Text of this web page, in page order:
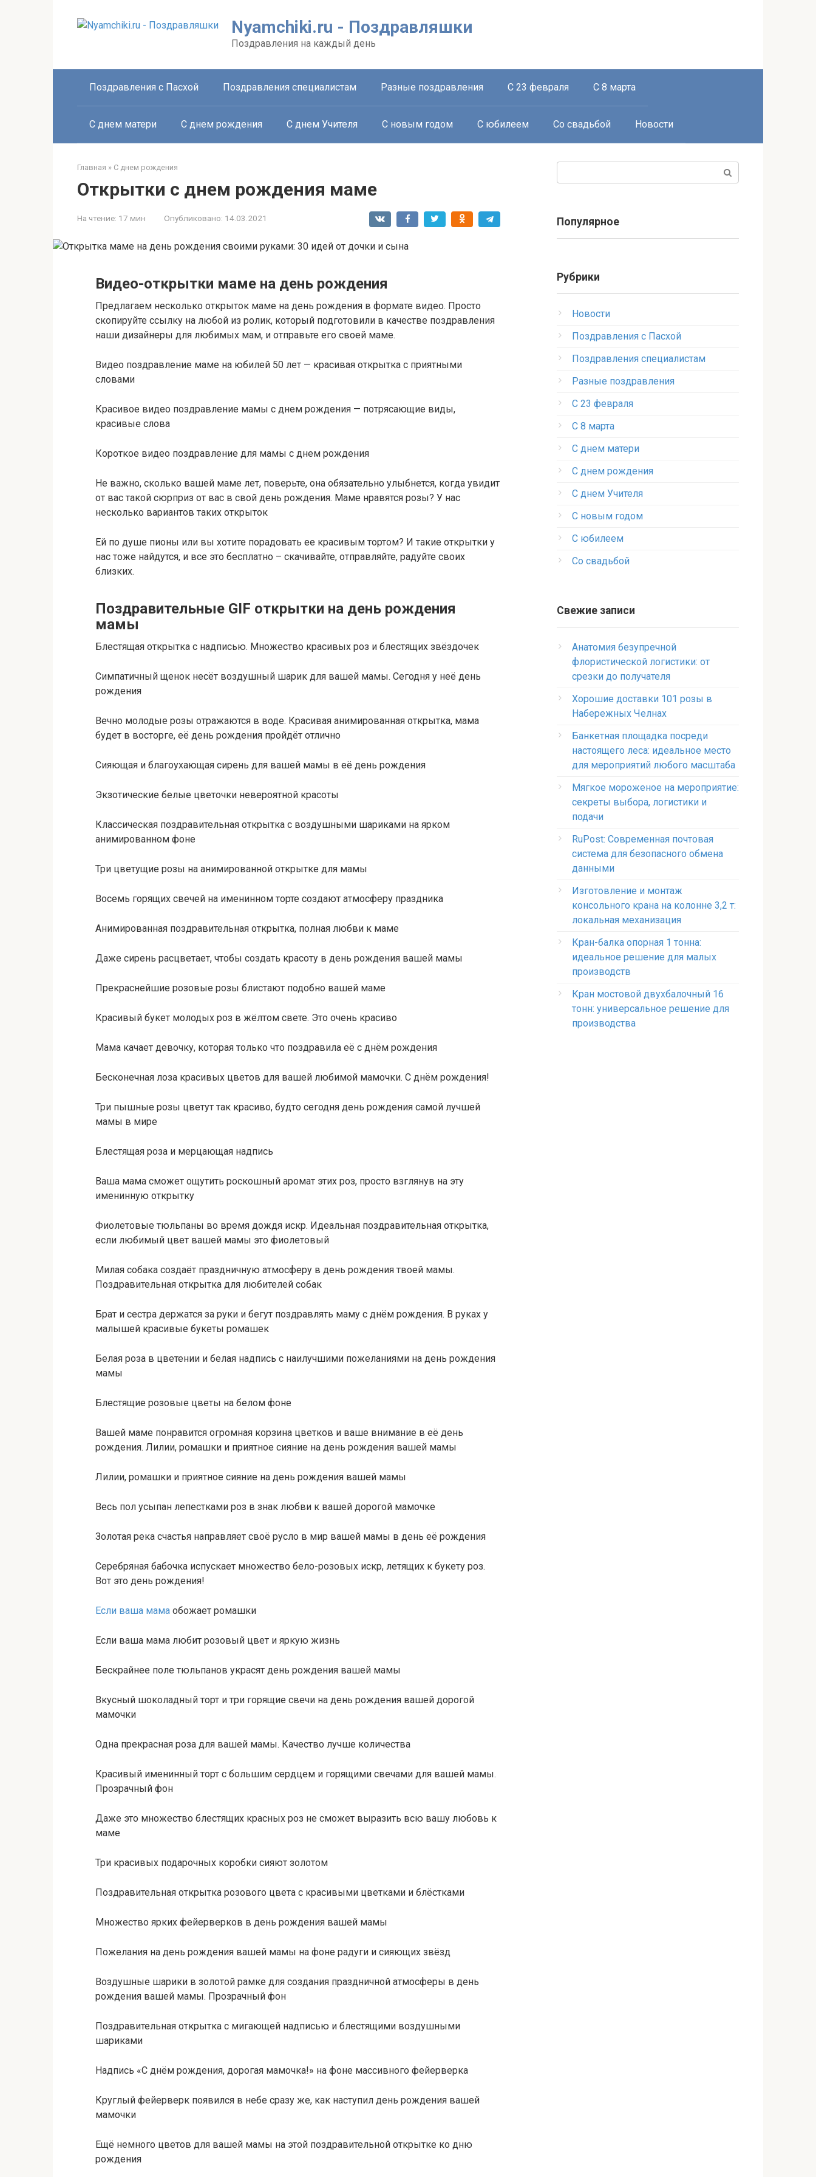
Nyamchiki.ru - Поздравляшки
Поздравления на каждый день
Поздравления с Пасхой Поздравления специалистам Разные поздравления С 23 февраля С 8 марта
С днем матери С днем рождения С днем Учителя С новым годом С юбилеем Со свадьбой Новости
Главная » С днем рождения
Открытки с днем рождения маме
На чтение: 17 мин Опубликовано: 14.03.2021
Видео-открытки маме на день рождения
Предлагаем несколько открыток маме на день рождения в формате видео. Просто
скопируйте ссылку на любой из ролик, который подготовили в качестве поздравления
наши дизайнеры для любимых мам, и отправьте его своей маме.
Видео поздравление маме на юбилей 50 лет — красивая открытка с приятными
словами
Красивое видео поздравление мамы с днем рождения — потрясающие виды,
красивые слова
Короткое видео поздравление для мамы с днем рождения
Не важно, сколько вашей маме лет, поверьте, она обязательно улыбнется, когда увидит
от вас такой сюрприз от вас в свой день рождения. Маме нравятся розы? У нас
несколько вариантов таких открыток
Ей по душе пионы или вы хотите порадовать ее красивым тортом? И такие открытки у
нас тоже найдутся, и все это бесплатно – скачивайте, отправляйте, радуйте своих
близких.
Поздравительные GIF открытки на день рождения
мамы
Блестящая открытка с надписью. Множество красивых роз и блестящих звёздочек
Симпатичный щенок несёт воздушный шарик для вашей мамы. Сегодня у неё день
рождения
Вечно молодые розы отражаются в воде. Красивая анимированная открытка, мама
будет в восторге, её день рождения пройдёт отлично
Сияющая и благоухающая сирень для вашей мамы в её день рождения
Экзотические белые цветочки невероятной красоты
Классическая поздравительная открытка с воздушными шариками на ярком
анимированном фоне
Три цветущие розы на анимированной открытке для мамы
Восемь горящих свечей на именинном торте создают атмосферу праздника
Анимированная поздравительная открытка, полная любви к маме
Даже сирень расцветает, чтобы создать красоту в день рождения вашей мамы
Прекраснейшие розовые розы блистают подобно вашей маме
Красивый букет молодых роз в жёлтом свете. Это очень красиво
Мама качает девочку, которая только что поздравила её с днём рождения
Бесконечная лоза красивых цветов для вашей любимой мамочки. С днём рождения!
Три пышные розы цветут так красиво, будто сегодня день рождения самой лучшей
мамы в мире
Блестящая роза и мерцающая надпись
Ваша мама сможет ощутить роскошный аромат этих роз, просто взглянув на эту
именинную открытку
Фиолетовые тюльпаны во время дождя искр. Идеальная поздравительная открытка,
если любимый цвет вашей мамы это фиолетовый
Милая собака создаёт праздничную атмосферу в день рождения твоей мамы.
Поздравительная открытка для любителей собак
Брат и сестра держатся за руки и бегут поздравлять маму с днём рождения. В руках у
малышей красивые букеты ромашек
Белая роза в цветении и белая надпись с наилучшими пожеланиями на день рождения
мамы
Блестящие розовые цветы на белом фоне
Вашей маме понравится огромная корзина цветков и ваше внимание в её день
рождения. Лилии, ромашки и приятное сияние на день рождения вашей мамы
Лилии, ромашки и приятное сияние на день рождения вашей мамы
Весь пол усыпан лепестками роз в знак любви к вашей дорогой мамочке
Золотая река счастья направляет своё русло в мир вашей мамы в день её рождения
Серебряная бабочка испускает множество бело-розовых искр, летящих к букету роз.
Вот это день рождения!
Если ваша мама обожает ромашки
Если ваша мама любит розовый цвет и яркую жизнь
Бескрайнее поле тюльпанов украсят день рождения вашей мамы
Вкусный шоколадный торт и три горящие свечи на день рождения вашей дорогой
мамочки
Одна прекрасная роза для вашей мамы. Качество лучше количества
Красивый именинный торт с большим сердцем и горящими свечами для вашей мамы.
Прозрачный фон
Даже это множество блестящих красных роз не сможет выразить всю вашу любовь к
маме
Три красивых подарочных коробки сияют золотом
Поздравительная открытка розового цвета с красивыми цветками и блёстками
Множество ярких фейерверков в день рождения вашей мамы
Пожелания на день рождения вашей мамы на фоне радуги и сияющих звёзд
Воздушные шарики в золотой рамке для создания праздничной атмосферы в день
рождения вашей мамы. Прозрачный фон
Поздравительная открытка с мигающей надписью и блестящими воздушными
шариками
Надпись «С днём рождения, дорогая мамочка!» на фоне массивного фейерверка
Круглый фейерверк появился в небе сразу же, как наступил день рождения вашей
мамочки
Ещё немного цветов для вашей мамы на этой поздравительной открытке ко дню
рождения
Популярное
Рубрики
Новости
Поздравления с Пасхой
Поздравления специалистам
Разные поздравления
С 23 февраля
С 8 марта
С днем матери
С днем рождения
С днем Учителя
С новым годом
С юбилеем
Со свадьбой
Свежие записи
Анатомия безупречной
флористической логистики: от
срезки до получателя
Хорошие доставки 101 розы в
Набережных Челнах
Банкетная площадка посреди
настоящего леса: идеальное место
для мероприятий любого масштаба
Мягкое мороженое на мероприятие:
секреты выбора, логистики и
подачи
RuPost: Современная почтовая
система для безопасного обмена
данными
Изготовление и монтаж
консольного крана на колонне 3,2 т:
локальная механизация
Кран-балка опорная 1 тонна:
идеальное решение для малых
производств
Кран мостовой двухбалочный 16
тонн: универсальное решение для
производства